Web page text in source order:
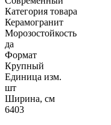
Категория товара
Керамогранит
Морозостойкость
да
Формат
Крупный
Единица изм.
шт
Ширина, см
6403